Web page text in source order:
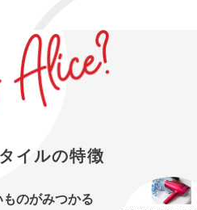
イルの特徴
のがみつかる